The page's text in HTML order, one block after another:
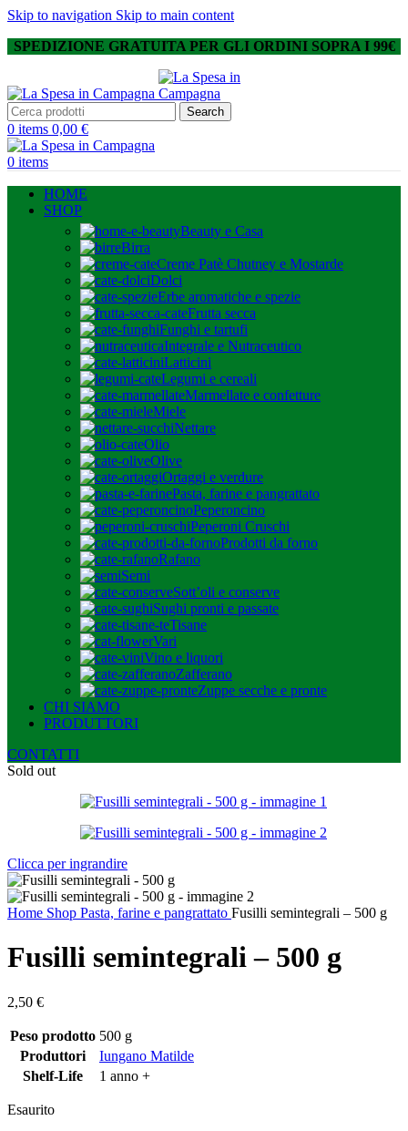
Skip to navigation Skip to main content
SPEDIZIONE GRATUITA PER GLI ORDINI SOPRA I 99€
Search
0 items 0,00 €
0 items
HOME
SHOP
Beauty e Casa
Birra
Creme Patè Chutney e Mostarde
Dolci
Erbe aromatiche e spezie
Frutta secca
Funghi e tartufi
Integrale e Nutraceutico
Latticini
Legumi e cereali
Marmellate e confetture
Miele
Nettare
Olio
Olive
Ortaggi e verdure
Pasta, farine e pangrattato
Peperoncino
Peperoni Cruschi
Prodotti da forno
Rafano
Semi
Sott’oli e conserve
Sughi pronti e passate
Tisane
Vari
Vino e liquori
Zafferano
Zuppe secche e pronte
CHI SIAMO
PRODUTTORI
CONTATTI
Sold out
Clicca per ingrandire
Home Shop Pasta, farine e pangrattato Fusilli semintegrali – 500 g
Fusilli semintegrali – 500 g
2,50 €
Peso prodotto 500 g
Produttori
Iungano Matilde
Shelf-Life
1 anno +
Esaurito